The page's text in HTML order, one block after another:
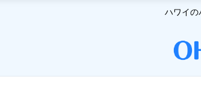
ハワイの